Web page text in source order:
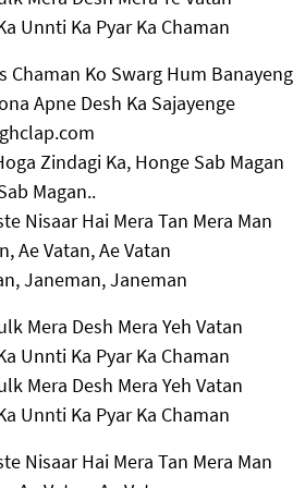
Unnti Ka Pyar Ka Chaman
Chaman Ko Swarg Hum
Apne Desh Ka Sajayenge
Zindagi Ka, Honge Sab Magan
Magan..
Nisaar Hai Mera Tan Mera Man
Ae Vatan, Ae Vatan
Janeman, Janeman
Mera Desh Mera Yeh Vatan
Unnti Ka Pyar Ka Chaman
Mera Desh Mera Yeh Vatan
Unnti Ka Pyar Ka Chaman
Nisaar Hai Mera Tan Mera Man